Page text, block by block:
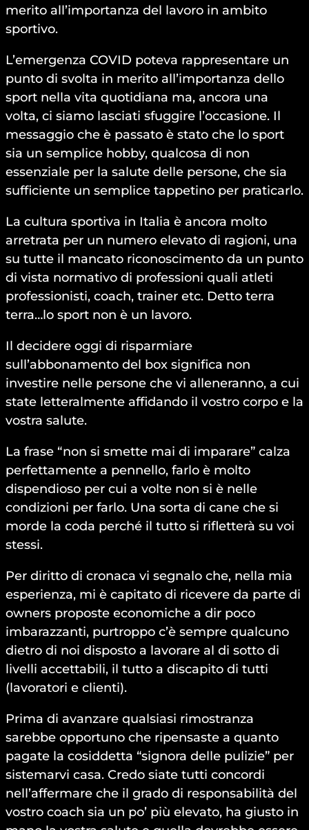
merito all’importanza del lavoro in ambito
sportivo.
L’emergenza COVID poteva rappresentare un
punto di svolta in merito all’importanza dello
sport nella vita quotidiana ma, ancora una
volta, ci siamo lasciati sfuggire l’occasione. Il
messaggio che è passato è stato che lo sport
sia un semplice hobby, qualcosa di non
essenziale per la salute delle persone, che sia
sufficiente un semplice tappetino per praticarlo.
La cultura sportiva in Italia è ancora molto
arretrata per un numero elevato di ragioni, una
su tutte il mancato riconoscimento da un punto
di vista normativo di professioni quali atleti
professionisti, coach, trainer etc. Detto terra
terra…lo sport non è un lavoro.
Il decidere oggi di risparmiare
sull’abbonamento del box significa non
investire nelle persone che vi alleneranno, a cui
state letteralmente affidando il vostro corpo e la
vostra salute.
La frase “non si smette mai di imparare” calza
perfettamente a pennello, farlo è molto
dispendioso per cui a volte non si è nelle
condizioni per farlo. Una sorta di cane che si
morde la coda perché il tutto si rifletterà su voi
stessi.
Per diritto di cronaca vi segnalo che, nella mia
esperienza, mi è capitato di ricevere da parte di
owners proposte economiche a dir poco
imbarazzanti, purtroppo c’è sempre qualcuno
dietro di noi disposto a lavorare al di sotto di
livelli accettabili, il tutto a discapito di tutti
(lavoratori e clienti).
Prima di avanzare qualsiasi rimostranza
sarebbe opportuno che ripensaste a quanto
pagate la cosiddetta “signora delle pulizie” per
sistemarvi casa. Credo siate tutti concordi
nell’affermare che il grado di responsabilità del
vostro coach sia un po’ più elevato, ha giusto in